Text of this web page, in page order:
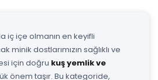
iç içe olmanın en keyifli
minik dostlarımızın sağlıklı ve
için doğru kuş yemlik ve
önem taşır. Bu kategoride,